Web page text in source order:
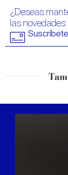
¿Deseas
las